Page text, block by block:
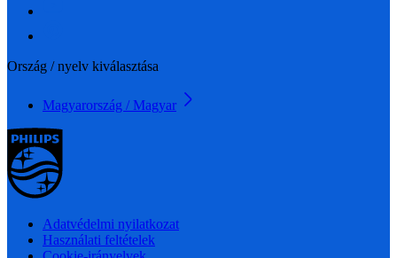
Ország / nyelv kiválasztása
Magyarország / Magyar
Adatvédelmi nyilatkozat
Használati feltételek